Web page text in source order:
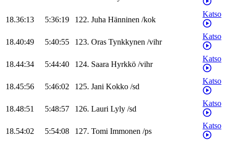
18.36:13 5:36:19 122. Juha Hänninen /kok
Katso
18.40:49 5:40:55 123. Oras Tynkkynen /vihr
Katso
18.44:34 5:44:40 124. Saara Hyrkkö /vihr
Katso
18.45:56 5:46:02 125. Jani Kokko /sd
Katso
18.48:51 5:48:57 126. Lauri Lyly /sd
Katso
18.54:02 5:54:08 127. Tomi Immonen /ps
Katso